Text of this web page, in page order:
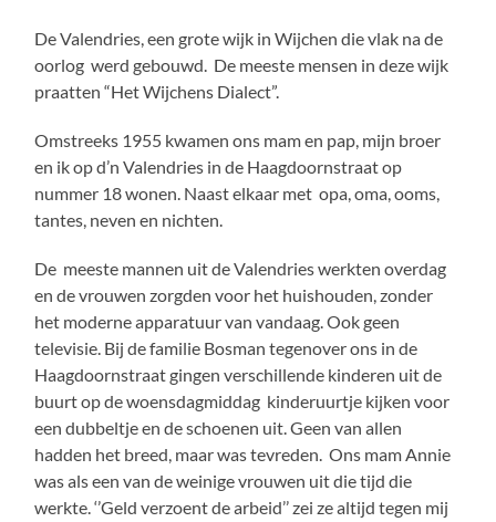
De Valendries, een grote wijk in Wijchen die vlak na de
oorlog werd gebouwd. De meeste mensen in deze wijk
praatten “Het Wijchens Dialect”.
Omstreeks 1955 kwamen ons mam en pap, mijn broer
en ik op d’n Valendries in de Haagdoornstraat op
nummer 18 wonen. Naast elkaar met opa, oma, ooms,
tantes, neven en nichten.
De meeste mannen uit de Valendries werkten overdag
en de vrouwen zorgden voor het huishouden, zonder
het moderne apparatuur van vandaag. Ook geen
televisie. Bij de familie Bosman tegenover ons in de
Haagdoornstraat gingen verschillende kinderen uit de
buurt op de woensdagmiddag kinderuurtje kijken voor
een dubbeltje en de schoenen uit. Geen van allen
hadden het breed, maar was tevreden. Ons mam Annie
was als een van de weinige vrouwen uit die tijd die
werkte. ‘’Geld verzoent de arbeid’’ zei ze altijd tegen mij